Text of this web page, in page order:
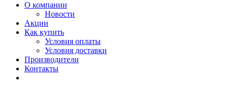
О компании
Новости
Акции
Как купить
Условия оплаты
Условия доставки
Производители
Контакты